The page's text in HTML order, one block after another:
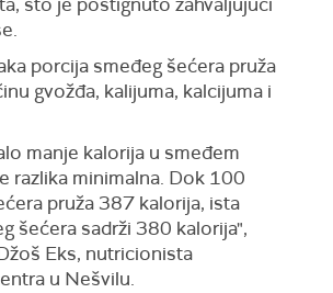
što je postignuto zahvaljujući
porcija smeđeg šećera pruža
gvožđa, kalijuma, kalcijuma i
manje kalorija u smeđem
razlika minimalna. Dok 100
pruža 387 kalorija, ista
šećera sadrži 380 kalorija",
Eks, nutricionista
u Nešvilu.